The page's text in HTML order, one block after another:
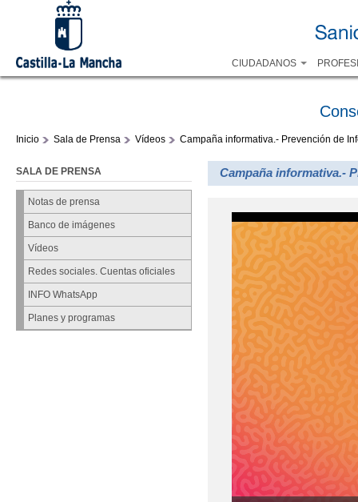
CIUDADANOS
Inicio Sala de Prensa Vídeos Campaña informativa.- Prevención de
SALA DE PRENSA
Notas de prensa
Banco de imágenes
Vídeos
Redes sociales. Cuentas oficiales
INFO WhatsApp
Planes y programas
Campaña informativa.-